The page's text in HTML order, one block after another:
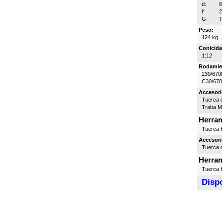
d:
l:
G:
Peso:
124 kg
1:12
230/
C30/
Tuerca
Traba
Tuerca
Tuerca
Tuerca